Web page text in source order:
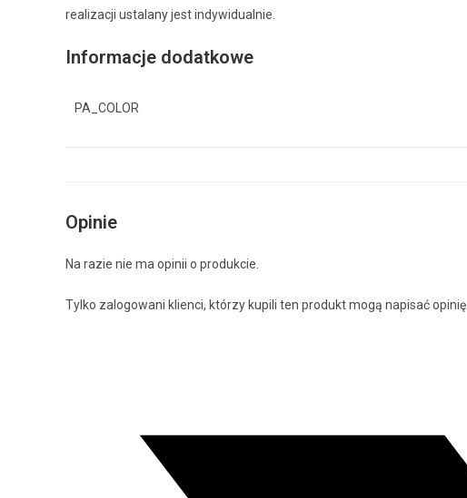
realizacji ustalany jest indywidualnie.
Informacje dodatkowe
PA_COLOR
Opinie
Na razie nie ma opinii o produkcie.
Tylko zalogowani klienci, którzy kupili ten produkt mogą napisać opinię.